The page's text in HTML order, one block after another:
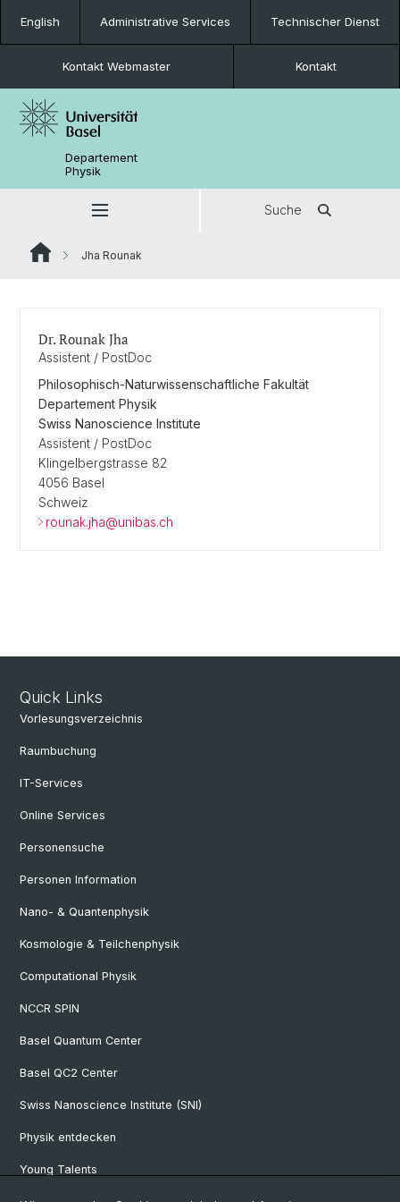
English Administrative Services Technischer Dienst
Kontakt Webmaster Kontakt
Departement
Physik
Suche
Jha Rounak
Dr. Rounak Jha
Assistent / PostDoc
Philosophisch-Naturwissenschaftliche Fakultät
Departement Physik
Swiss Nanoscience Institute
Assistent / PostDoc
Klingelbergstrasse 82
4056 Basel
Schweiz
rounak.jha@unibas.ch
Quick Links
Vorlesungsverzeichnis
Raumbuchung
IT-Services
Online Services
Personensuche
Personen Information
Nano- & Quantenphysik
Kosmologie & Teilchenphysik
Computational Physik
NCCR SPIN
Basel Quantum Center
Basel QC2 Center
Swiss Nanoscience Institute (SNI)
Physik entdecken
Young Talents